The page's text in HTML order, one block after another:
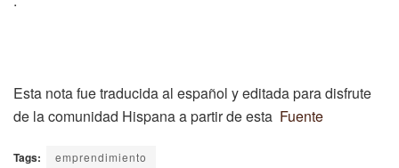
Esta nota fue traducida al español y editada para disfrute
de la comunidad Hispana a partir de esta Fuente
Tags: emprendimiento